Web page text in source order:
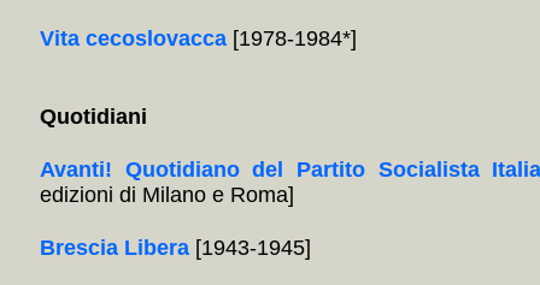
Vita cecoslovacca [1978-1984*]
Quotidiani
Avanti! Quotidiano del Partito Socialista
edizioni di Milano e Roma]
Brescia Libera [1943-1945]